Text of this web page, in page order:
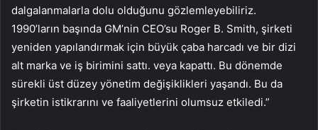
dalgalanmalarla dolu olduğunu gözlemleyebiliriz.
1990’ların başında GM’nin CEO’su Roger B. Smith, şirketi
yeniden yapılandırmak için büyük çaba harcadı ve bir dizi
alt marka ve iş birimini sattı. veya kapattı. Bu dönemde
sürekli üst düzey yönetim değişiklikleri yaşandı. Bu da
şirketin istikrarını ve faaliyetlerini olumsuz etkiledi.”